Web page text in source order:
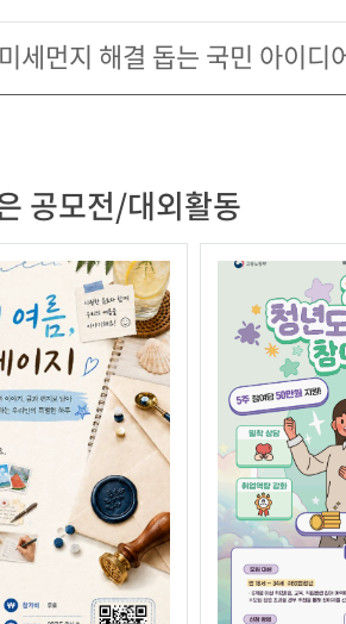
미세먼지 해결 돕는 국민 아이디
공모전/대외활동